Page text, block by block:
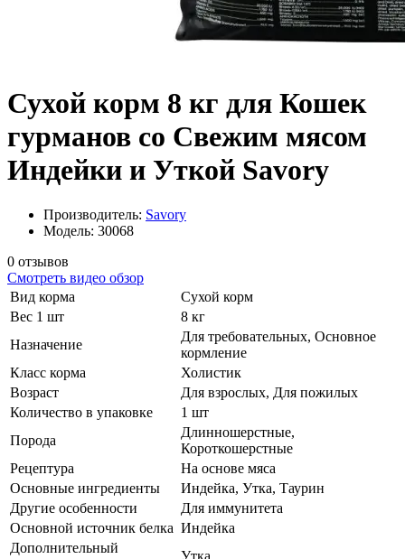
Сухой корм 8 кг для Кошек
гурманов со Свежим мясом
Индейки и Уткой Savory
Производитель: Savory
Модель: 30068
0 отзывов
Смотреть видео обзор
Вид корма
Сухой корм
Вес 1 шт
8 кг
Назначение
Для требовательных, Основное
кормление
Класс корма
Холистик
Возраст
Для взрослых, Для пожилых
Количество в упаковке
1 шт
Порода
Длинношерстные,
Короткошерстные
Рецептура
На основе мяса
Основные ингредиенты
Индейка, Утка, Таурин
Другие особенности
Для иммунитета
Основной источник белка Индейка
Дополнительный
Утка